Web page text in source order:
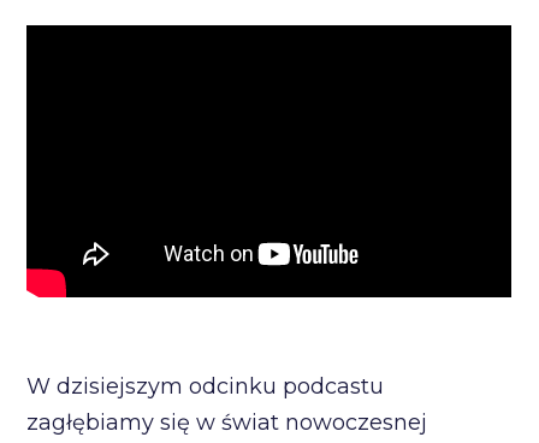
W dzisiejszym odcinku podcastu
zagłębiamy się w świat nowoczesnej